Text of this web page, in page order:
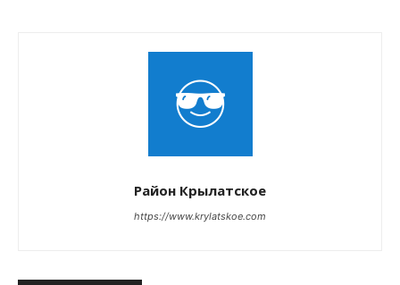
Район Крылатское
https://www.krylatskoe.com